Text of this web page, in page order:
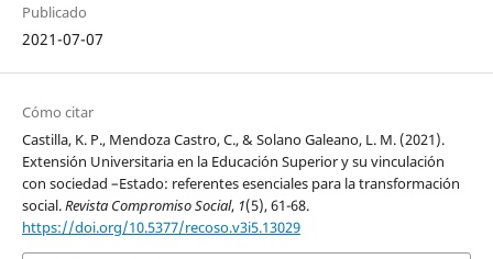
Publicado
2021-07-07
Cómo citar
Castilla, K. P., Mendoza Castro, C., & Solano Galeano, L. M. (2021).
Extensión Universitaria en la Educación Superior y su vinculación
con sociedad –Estado: referentes esenciales para la transformación
social.Revista Compromiso Social, 1(5), 61-68.
https://doi.org/10.5377/recoso.v3i5.13029